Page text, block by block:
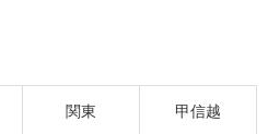
関東 甲信越